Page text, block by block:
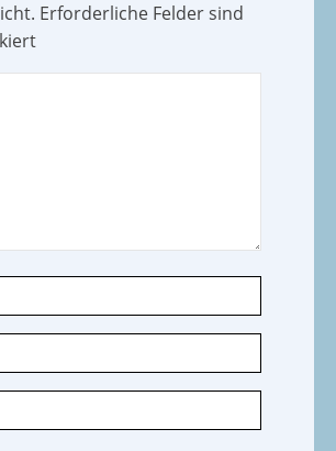
Erforderliche Felder sind